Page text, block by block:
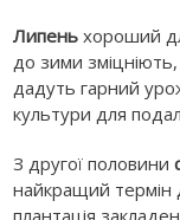
Липень хороший
до зими
дадуть гарний
культури для
З другої половини
найкращий термін